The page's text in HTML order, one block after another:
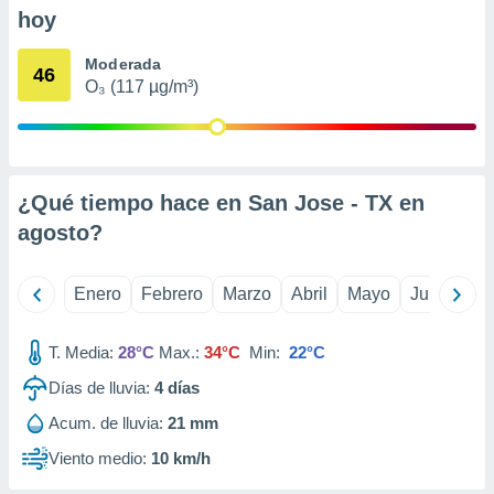
u
en
en
un
o acceder
datos
hoy
46 Moderada
O₃ (117 µg/m³)
¿Qué tiempo hace en San Jose - TX en
agosto?
Enero Febrero Marzo Abril Mayo Junio
T. Media: 28°C Max.: 34°C Min: 22°C
Días de lluvia: 4días
Acum. de lluvia: 21 mm
Viento medio: 10 km/h